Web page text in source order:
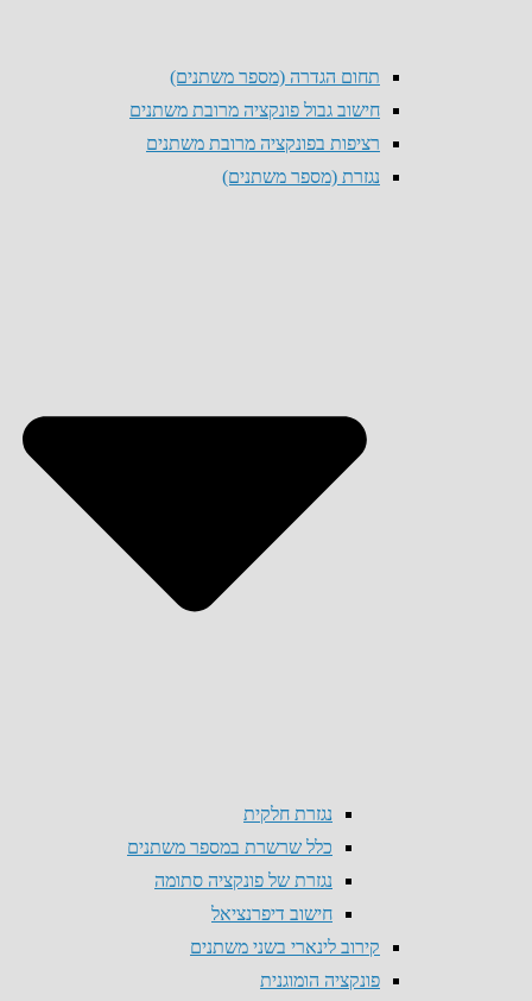
תחום הגדרה (מספר משתנים)
חישוב גבול פונקציה מרובת משתנים
רציפות בפונקציה מרובת משתנים
נגזרת (מספר משתנים)
נגזרת חלקית
כלל שרשרת במספר משתנים
נגזרת של פונקציה סתומה
חישוב דיפרנציאל
קירוב לינארי בשני משתנים
פונקציה הומוגנית